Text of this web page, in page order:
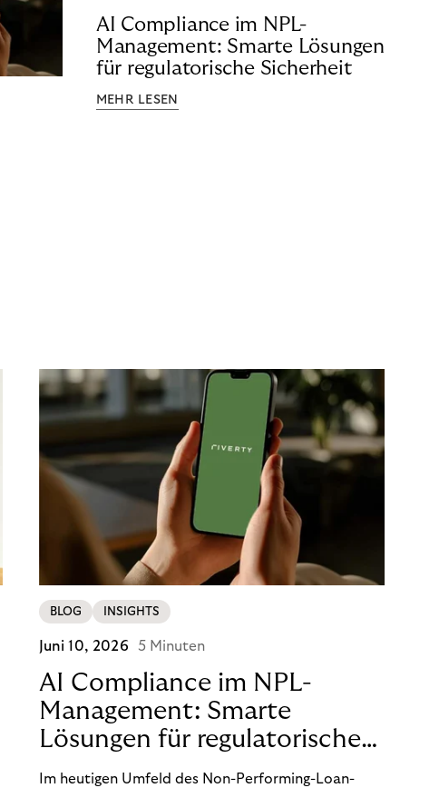
AI Compliance im NPL-
Management: Smarte Lösungen
für regulatorische Sicherheit
MEHR LESEN
BLOG INSIGHTS
Juni 10, 2026 5 Minuten
AI Compliance im NPL-
Management: Smarte
Lösungen für regulatorische
Sicherheit
Im heutigen Umfeld des Non-Performing-Loan-